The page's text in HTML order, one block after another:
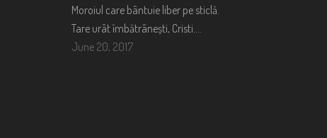
Moroiul care bântuie liber pe sticlă.
Tare urât îmbătrânești, Cristi….
June 20, 2017